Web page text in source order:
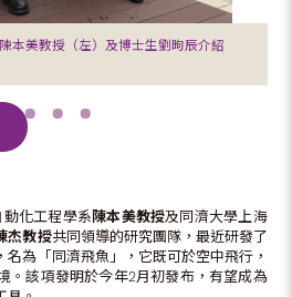
本美教授（左）及博士生劉昫辰介紹
化工程學系 陳本美教授及同濟大學上海
杰教授共同領導的研究團隊，最近研發了
為「同濟飛魚」，它既可於空中飛行，
。該項發明於今年2月初發布，有望成為